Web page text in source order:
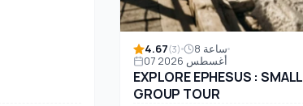
4.67(3)
8 ساعة
07 أغسطس 2026
EXPLORE EPHESUS : SMALL
GROUP TOUR